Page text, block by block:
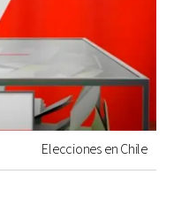
Elecciones en Chile